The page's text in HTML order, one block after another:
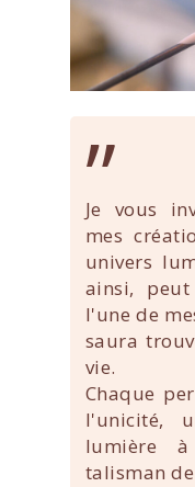
”
Je vous
mes
univers
ainsi,
l'une de
saura
vie.
Chaque
l'unicité,
lumière
talisman